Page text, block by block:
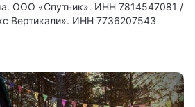
ООО «Спутник». ИНН 7814547081 /
Вертикали». ИНН 7736207543